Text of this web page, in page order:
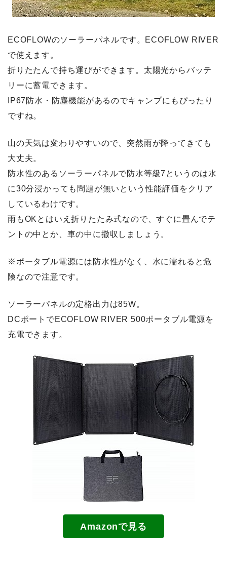
ECOFLOWのソーラーパネルです。ECOFLOW RIVER
で使えます。
折りたたんで持ち運びができます。太陽光からバッテ
リーに蓄電できます。
IP67防水・防塵機能があるのでキャンプにもぴったり
ですね。
山の天気は変わりやすいので、突然雨が降ってきても
大丈夫。
防水性のあるソーラーパネルで防水等級7というのは水
に30分浸かっても問題が無いという性能評価をクリア
しているわけです。
雨もOKとはいえ折りたたみ式なので、すぐに畳んでテ
ントの中とか、車の中に撤収しましょう。
※ポータブル電源には防水性がなく、水に濡れると危
険なので注意です。
ソーラーパネルの定格出力は85W。
DCポートでECOFLOW RIVER 500ポータブル電源を
充電できます。
Amazonで見る